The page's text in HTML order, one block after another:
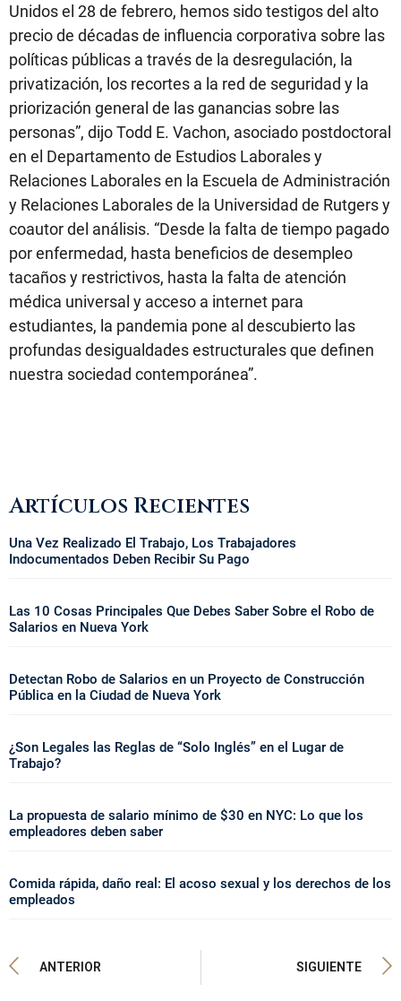
Unidos el 28 de febrero, hemos sido testigos del alto
precio de décadas de influencia corporativa sobre las
políticas públicas a través de la desregulación, la
privatización, los recortes a la red de seguridad y la
priorización general de las ganancias sobre las
personas”, dijo Todd E. Vachon, asociado postdoctoral
en el Departamento de Estudios Laborales y
Relaciones Laborales en la Escuela de Administración
y Relaciones Laborales de la Universidad de Rutgers y
coautor del análisis. “Desde la falta de tiempo pagado
por enfermedad, hasta beneficios de desempleo
tacaños y restrictivos, hasta la falta de atención
médica universal y acceso a internet para
estudiantes, la pandemia pone al descubierto las
profundas desigualdades estructurales que definen
nuestra sociedad contemporánea”.
Artículos Recientes
Una Vez Realizado El Trabajo, Los Trabajadores
Indocumentados Deben Recibir Su Pago
Las 10 Cosas Principales Que Debes Saber Sobre el Robo de
Salarios en Nueva York
Detectan Robo de Salarios en un Proyecto de Construcción
Pública en la Ciudad de Nueva York
¿Son Legales las Reglas de “Solo Inglés” en el Lugar de
Trabajo?
La propuesta de salario mínimo de $30 en NYC: Lo que los
empleadores deben saber
Comida rápida, daño real: El acoso sexual y los derechos de los
empleados
ANTERIOR SIGUIENTE